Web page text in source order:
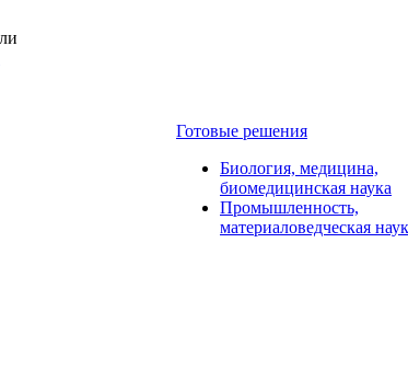
Готовые решения
Биология, медицина,
биомедицинская наука
Промышленность,
материаловедческая